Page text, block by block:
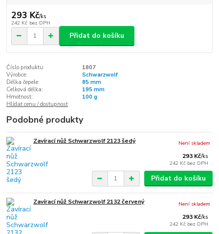
293 Kč/ks
242 Kč bez DPH
Přidat do košíku
Číslo produktu:
1807
Výrobce:
Schwarzwolf
Délka čepele:
85 mm
Celková délka:
195 mm
Hmotnost:
100 g
Hlídat cenu / dostupnost
Podobné produkty
Zavírací nůž Schwarzwolf 2123 šedý
293 Kč/ks
242 Kč bez DPH
Není skladem
Přidat do košíku
Zavírací nůž Schwarzwolf 2132 červený
293 Kč/ks
242 Kč bez DPH
Není skladem